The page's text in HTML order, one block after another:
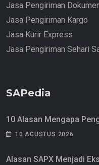
Jasa Pengiriman
Jasa Pengiriman Kargo
Jasa Kurir Express
Jasa Pengiriman Sehari
SAPedia
10 Alasan Mengapa
10 AGUSTUS 2026
Alasan SAPX Menjadi